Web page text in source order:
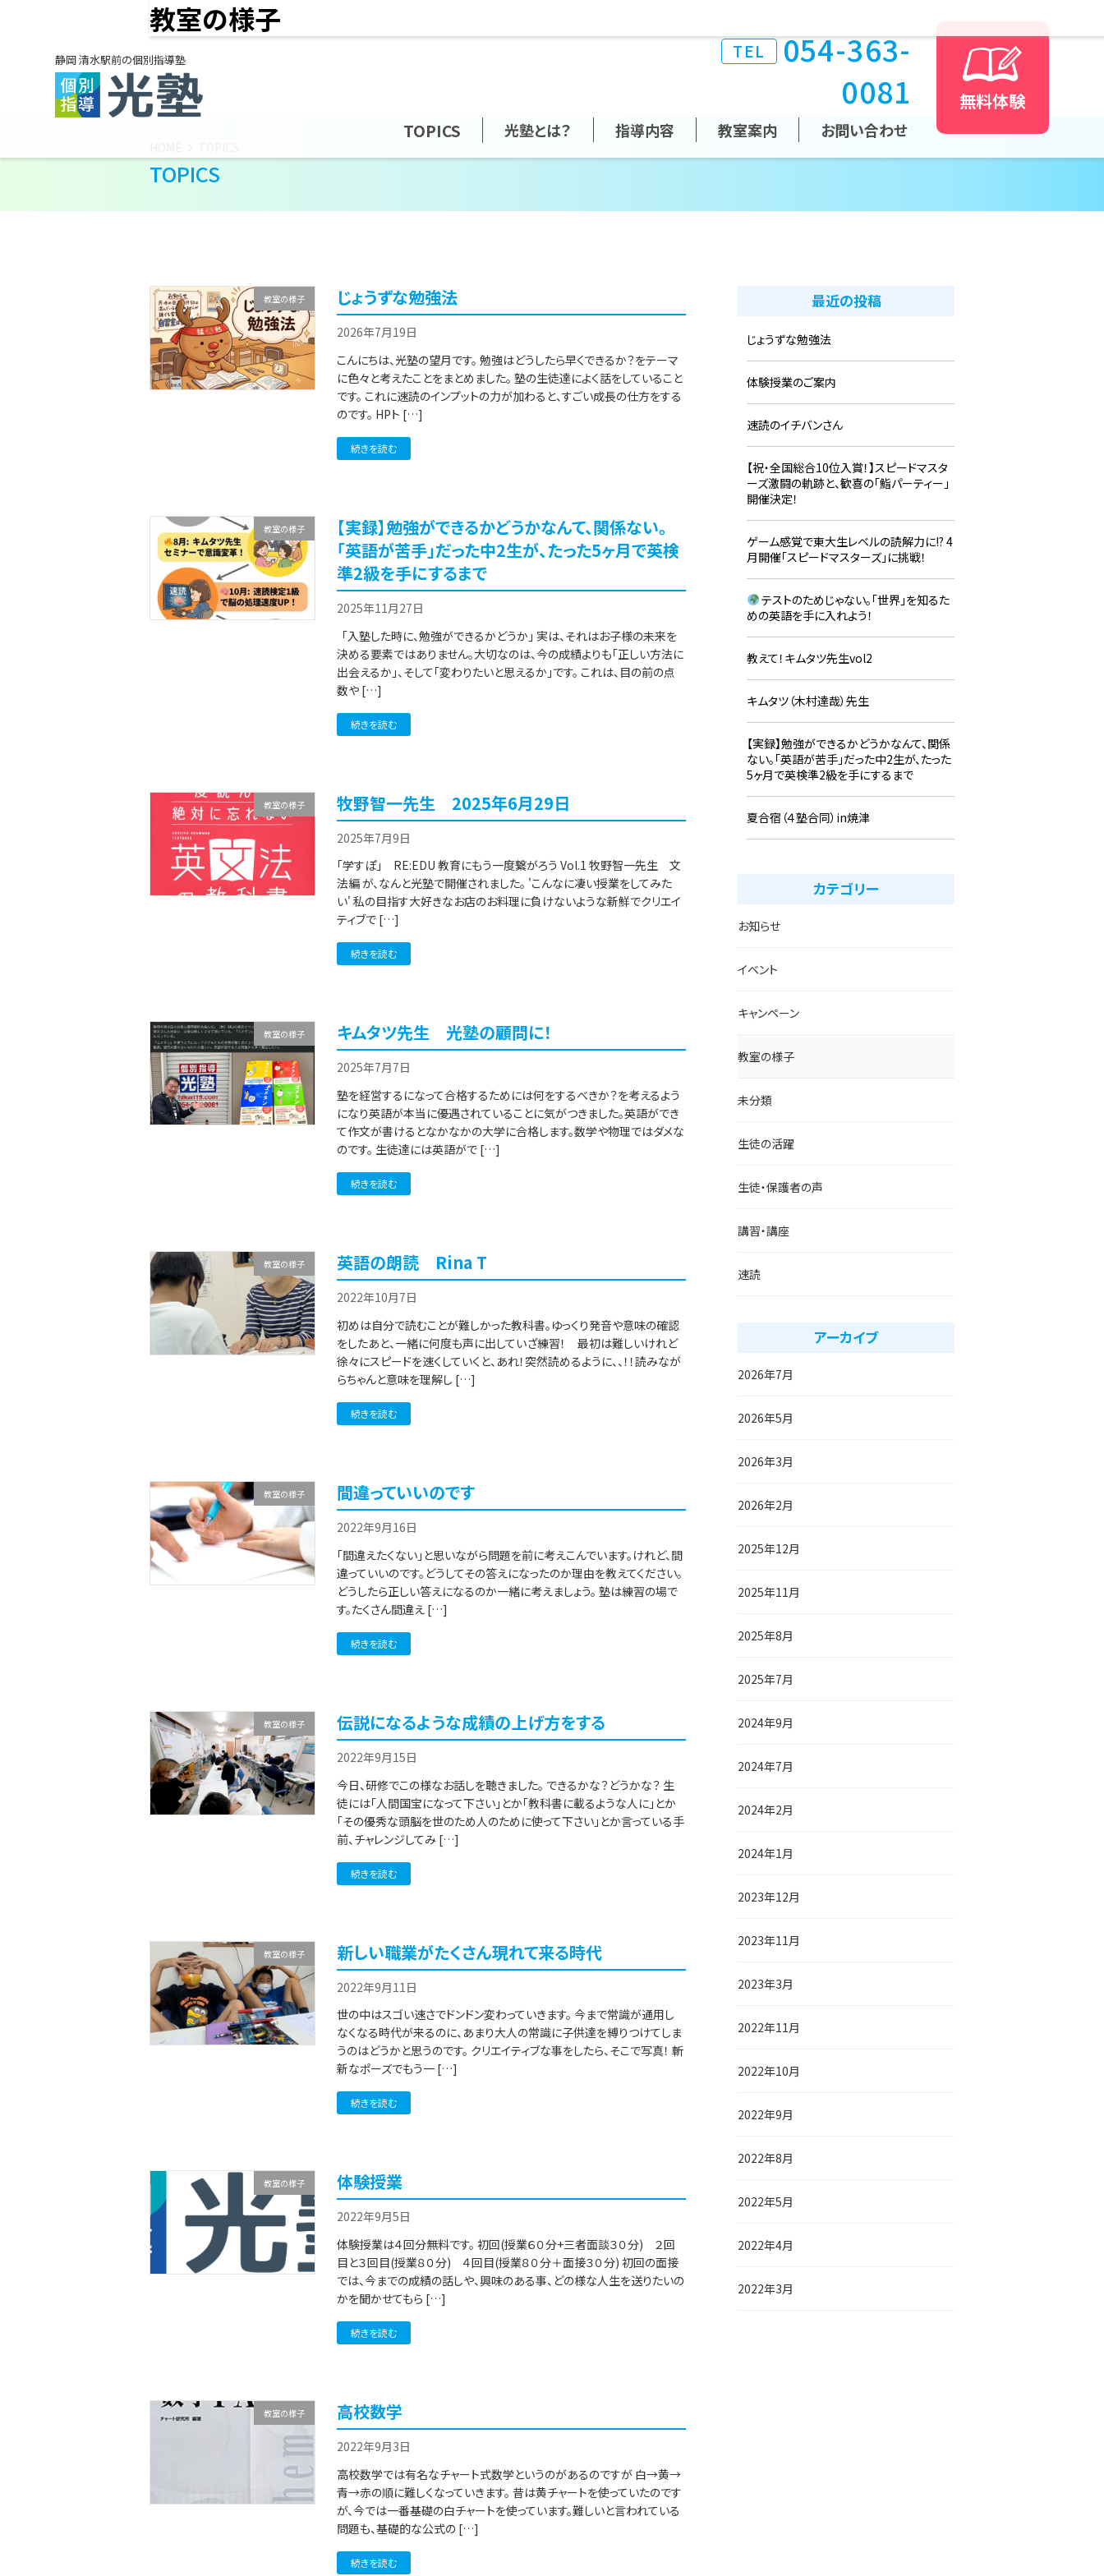
静岡 清水駅前の個別指導塾 TEL
054-363-
0081
TOPICS 光塾とは？ 指導内容 教室案内 お問い合わせ
無料体験
TOPICS
教室の様子
教室の様子 じょうずな勉強法
2026年7月19日
こんにちは、光塾の望月です。 勉強はどうしたら早くできるか？をテーマ
に色々と考えたことをまとめました。 塾の生徒達によく話をしていること
です。 これに速読のインプットの力が加わると、すごい成長の仕方をする
のです。 HPト […]
続きを読む
教室の様子
【実録】勉強ができるかどうかなんて、関係ない。
「英語が苦手」だった中2生が、たった5ヶ月で英検
準2級を手にするまで
2025年11月27日
「入塾した時に、勉強ができるかどうか」 実は、それはお子様の未来を
決める要素ではありません。大切なのは、今の成績よりも「正しい方法に
出会えるか」、そして「変わりたいと思えるか」です。 これは、目の前の点
数や […]
続きを読む
教室の様子 牧野智一先生 2025年6月29日
2025年7月9日
「学すぽ」 RE:EDU 教育にもう一度繋がろう Vol.1 牧野智一先生 文
法編 が、なんと光塾で開催されました。 'こんなに凄い授業をしてみた
い' 私の目指す大好きなお店のお料理に負けないような新鮮でクリエイ
ティブで […]
続きを読む
教室の様子 キムタツ先生 光塾の顧問に！
2025年7月7日
塾を経営するになって合格するためには何をするべきか？を考えるよう
になり英語が本当に優遇されていることに気がつきました。英語ができ
て作文が書けるとなかなかの大学に合格します。数学や物理ではダメな
のです。 生徒達には英語がで […]
続きを読む
教室の様子 英語の朗読 Rina T
2022年10月7日
初めは自分で読むことが難しかった教科書。ゆっくり発音や意味の確認
をしたあと、一緒に何度も声に出していざ練習！ 最初は難しいけれど
徐々にスピードを速くしていくと、あれ！突然読めるように、、！！読みなが
らちゃんと意味を理解し […]
続きを読む
教室の様子 間違っていいのです
2022年9月16日
「間違えたくない」と思いながら問題を前に考えこんでいます。けれど、間
違っていいのです。どうしてその答えになったのか理由を教えてください。
どうしたら正しい答えになるのか一緒に考えましょう。 塾は練習の場で
す。たくさん間違え […]
続きを読む
教室の様子 伝説になるような成績の上げ方をする
2022年9月15日
今日、研修でこの様なお話しを聴きました。 できるかな？どうかな？ 生
徒には「人間国宝になって下さい」とか「教科書に載るような人に」とか
「その優秀な頭脳を世のため人のために使って下さい」とか言っている手
前、チャレンジしてみ […]
続きを読む
教室の様子 新しい職業がたくさん現れて来る時代
2022年9月11日
世の中はスゴい速さでドンドン変わっていきます。 今まで常識が通用し
なくなる時代が来るのに、あまり大人の常識に子供達を縛りつけてしま
うのはどうかと思うのです。 クリエイティブな事をしたら、そこで写真！ 斬
新なポーズでもう一 […]
続きを読む
教室の様子 体験授業
2022年9月5日
体験授業は４回分無料です。 初回(授業６０分+三者面談３０分) ２回
目と３回目(授業８０分) ４回目(授業８０分＋面接３０分) 初回の面接
では、今までの成績の話しや、興味のある事、どの様な人生を送りたいの
かを聞かせてもら […]
続きを読む
教室の様子 高校数学
2022年9月3日
高校数学では有名なチャート式数学というのがあるのですが 白→黄→
青→赤の順に難しくなっていきます。 昔は黄チャートを使っていたのです
が、今では一番基礎の白チャートを使っています。難しいと言われている
問題も、基礎的な公式の […]
続きを読む
最近の投稿
じょうずな勉強法
体験授業のご案内
速読のイチバンさん
【祝・全国総合10位入賞！】スピードマスタ
ーズ激闘の軌跡と、歓喜の「鮨パーティー」
開催決定！
ゲーム感覚で東大生レベルの読解力に!? 4
月開催「スピードマスターズ」に挑戦！
テストのためじゃない。「世界」を知るた
めの英語を手に入れよう！
教えて！キムタツ先生vol2
キムタツ（木村達哉）先生
【実録】勉強ができるかどうかなんて、関係
ない。「英語が苦手」だった中2生が、たった
5ヶ月で英検準2級を手にするまで
夏合宿（４塾合同）in焼津
カテゴリー
お知らせ
イベント
キャンペーン
教室の様子
未分類
生徒の活躍
生徒・保護者の声
講習・講座
速読
アーカイブ
2026年7月
2026年5月
2026年3月
2026年2月
2025年12月
2025年11月
2025年8月
2025年7月
2024年9月
2024年7月
2024年2月
2024年1月
2023年12月
2023年11月
2023年3月
2022年11月
2022年10月
2022年9月
2022年8月
2022年5月
2022年4月
2022年3月